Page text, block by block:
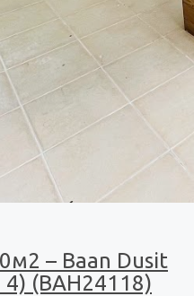
– Baan Dusit
(BAH24118)